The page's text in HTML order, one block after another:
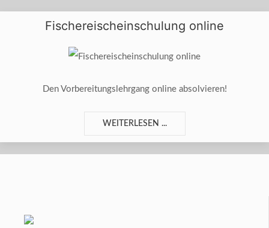
Fischereischeinschulung online
Den Vorbereitungslehrgang online absolvieren!
WEITERLESEN ...